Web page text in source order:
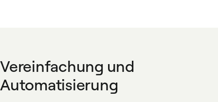
Vereinfachung und
Automatisierung